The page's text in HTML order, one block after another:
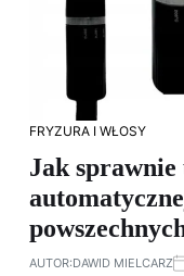
FRYZURA I WŁOSY
Jak
AUTOR:DAWID MIELCARZ